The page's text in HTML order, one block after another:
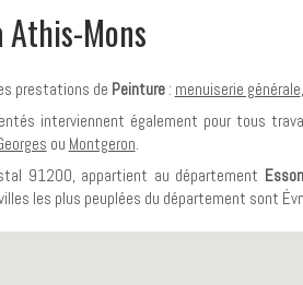
Athis-Mons
prestations de Peinture: menuiserie générale,
interviennent également pour tous
ou Montgeron.
91200, appartient au département
les plus peuplées du département sont